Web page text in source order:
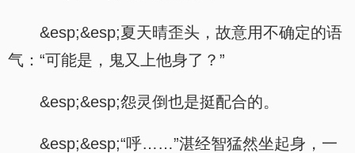
&esp;&esp;夏天晴歪头，故意用不确定的语
气：“可能是，鬼又上他身了？”
&esp;&esp;怨灵倒也是挺配合的。
&esp;&esp;“呼……”湛经智猛然坐起身，一